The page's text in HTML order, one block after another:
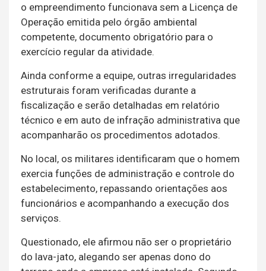
o empreendimento funcionava sem a Licença de
Operação emitida pelo órgão ambiental
competente, documento obrigatório para o
exercício regular da atividade.
Ainda conforme a equipe, outras irregularidades
estruturais foram verificadas durante a
fiscalização e serão detalhadas em relatório
técnico e em auto de infração administrativa que
acompanharão os procedimentos adotados.
No local, os militares identificaram que o homem
exercia funções de administração e controle do
estabelecimento, repassando orientações aos
funcionários e acompanhando a execução dos
serviços.
Questionado, ele afirmou não ser o proprietário
do lava-jato, alegando ser apenas dono do